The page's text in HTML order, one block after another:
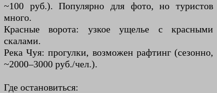
~100 руб.). Популярно для фото, но туристов
много.
Красные ворота: узкое ущелье с красными
скалами.
Река Чуя: прогулки, возможен рафтинг (сезонно,
~2000–3000 руб./чел.).
Где остановиться: